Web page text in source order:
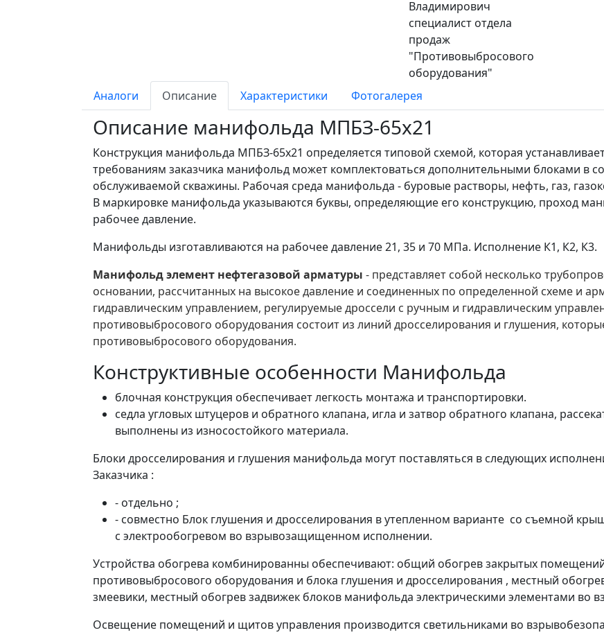
Аналоги Описание Характеристики Фотогалерея
Описание манифольда МПБЗ-65х21
Конструкция манифольда МПБЗ-65х21 определяется типовой схемой, которая
требованиям заказчика манифольд может комплектоваться дополнительными блоками в
обслуживаемой скважины. Рабочая среда манифольда - буровые растворы, нефть, газ,
В маркировке манифольда указываются буквы, определяющие его конструкцию, проход
рабочее давление.
Манифольды изготавливаются на рабочее давление 21, 35 и 70 МПа. Исполнение К1, К2, К3.
Манифольд элемент нефтегазовой арматуры - представляет собой несколько
основании, рассчитанных на высокое давление и соединенных по определенной схеме и
гидравлическим управлением, регулируемые дроссели с ручным и гидравлическим
противовыбросового оборудования состоит из линий дросселирования и глушения,
противовыбросового оборудования.
Конструктивные особенности Манифольда
блочная конструкция обеспечивает легкость монтажа и транспортировки.
седла угловых штуцеров и обратного клапана, игла и затвор обратного клапана,
выполнены из износостойкого материала.
Блоки дросселирования и глушения манифольда могут поставляться в следующих
Заказчика :
- отдельно ;
- совместно Блок глушения и дросселирования в утепленном варианте со съемной
с электрообогревом во взрывозащищенном исполнении.
Устройства обогрева комбинированны обеспечивают: общий обогрев закрытых
противовыбросового оборудования и блока глушения и дросселирования , местный
змеевики, местный обогрев задвижек блоков манифольда электрическими элементами
Освещение помещений и щитов управления производится светильниками во